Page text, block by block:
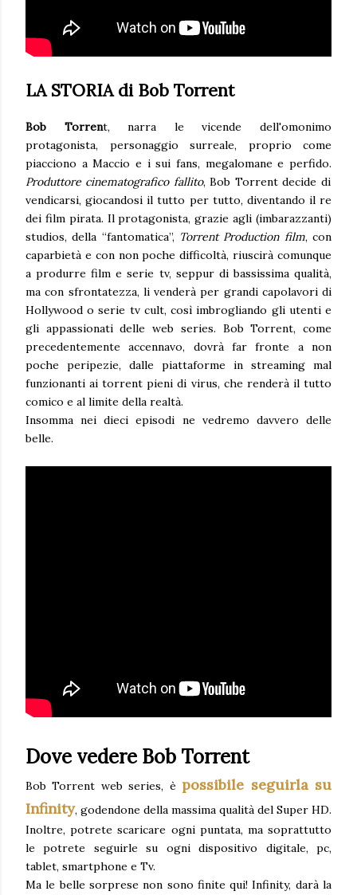
LA STORIA di Bob Torrent
Bob Torrent, narra le vicende dell'omonimo
protagonista, personaggio surreale, proprio come
piacciono a Maccio e i sui fans, megalomane e perfido.
Produttore cinematografico fallito, Bob Torrent decide di
vendicarsi, giocandosi il tutto per tutto, diventando il re
dei film pirata. Il protagonista, grazie agli (imbarazzanti)
studios, della “fantomatica”, Torrent Production film, con
caparbietà e con non poche difficoltà, riuscirà comunque
a produrre film e serie tv, seppur di bassissima qualità,
ma con sfrontatezza, li venderà per grandi capolavori di
Hollywood o serie tv cult, così imbrogliando gli utenti e
gli appassionati delle web series. Bob Torrent, come
precedentemente accennavo, dovrà far fronte a non
poche peripezie, dalle piattaforme in streaming mal
funzionanti ai torrent pieni di virus, che renderà il tutto
comico e al limite della realtà.
Insomma nei dieci episodi ne vedremo davvero delle
belle.
Dove vedere Bob Torrent
Bob Torrent web series, èpossibile seguirla su
Infinity, godendone della massima qualità del Super HD.
Inoltre, potrete scaricare ogni puntata, ma soprattutto
le potrete seguirle su ogni dispositivo digitale, pc,
tablet, smartphone e Tv.
Ma le belle sorprese non sono finite qui! Infinity, darà la